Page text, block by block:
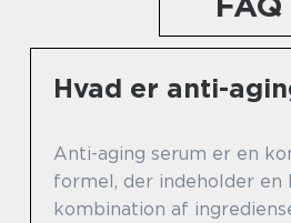
Hvad er anti-
Anti-aging serum er en
formel, der indeholder en
kombination af